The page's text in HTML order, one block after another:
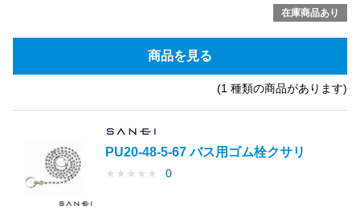
在庫商品あり
商品を見る
(1 種類の商品があります)
PU20-48-5-67 バス用ゴム栓クサリ
★ ★ ★ ★ ★ 0